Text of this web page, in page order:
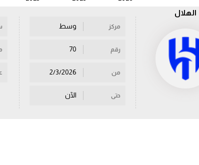
الهلال
مركز وسط
رقم
من
حتى الآن